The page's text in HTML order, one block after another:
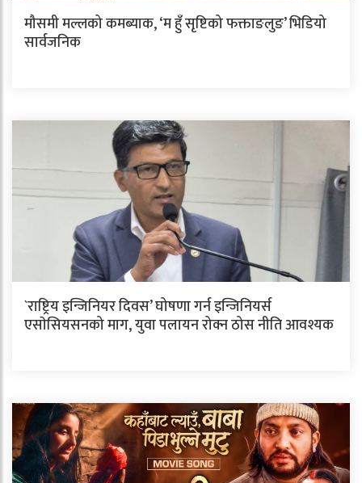
मौसमी मल्लको कमब्याक, ‘म हुँ सृष्टिको फक्ताङलुङ’ भिडियो
सार्वजनिक
`राष्ट्रिय इन्जिनियर दिवस’ घोषणा गर्न इन्जिनियर्स
एसाेसियसनको माग, युवा पलायन रोक्न ठोस नीति आवश्यक